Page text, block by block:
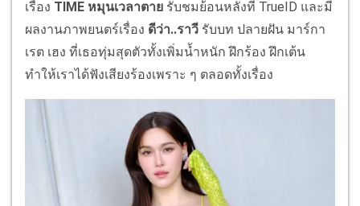
เรื่อง TIME หมุนเวลาตาย รับชมย้อนหลังที่ TrueID และมี
ผลงานภาพยนตร์เรื่อง ดีว่า..ราวี รับบท ปลายฝัน มาร์กา
เรต เฮง ที่เธอทุ่มสุดตัวทั้งเพิ่มน้ำหนัก ฝึกร้อง ฝึกเต้น
ทำให้เราได้ฟังเสียงร้องเพราะ ๆ ตลอดทั้งเรื่อง